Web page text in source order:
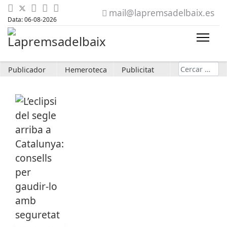
Data: 06-08-2026
mail@lapremsadelbaix.es
Publicador Hemeroteca Publicitat Cerca